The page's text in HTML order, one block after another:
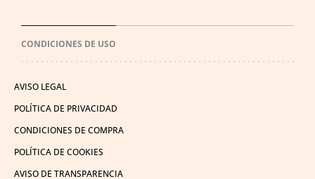
CONDICIONES DE USO
AVISO LEGAL
POLÍTICA DE PRIVACIDAD
CONDICIONES DE COMPRA
POLÍTICA DE COOKIES
AVISO DE TRANSPARENCIA